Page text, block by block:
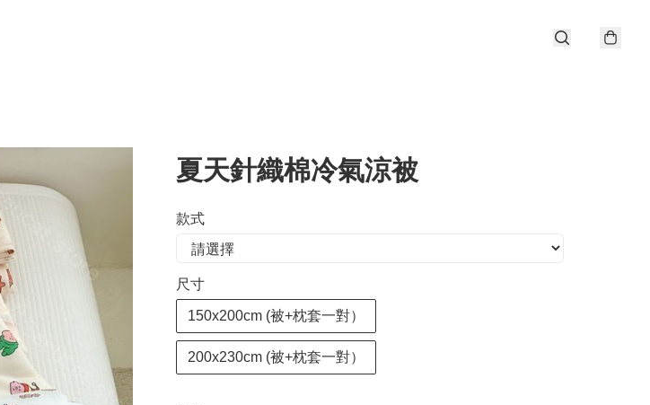
夏天針織棉冷氣涼被
款式
尺寸
150x200cm (被+枕套一對）
200x230cm (被+枕套一對）